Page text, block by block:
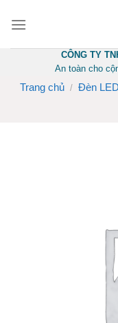
CÔNG TY
An toàn cho
Trang chủ / Đèn